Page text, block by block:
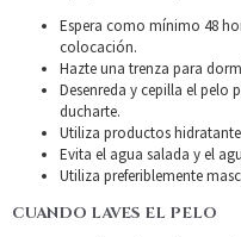
Espera como mínimo 48
colocación.
Hazte una trenza para
Desenreda y cepilla el pelo
ducharte.
Utiliza productos
Evita el agua salada y el
Utiliza preferiblemente
CUANDO LAVES EL PELO